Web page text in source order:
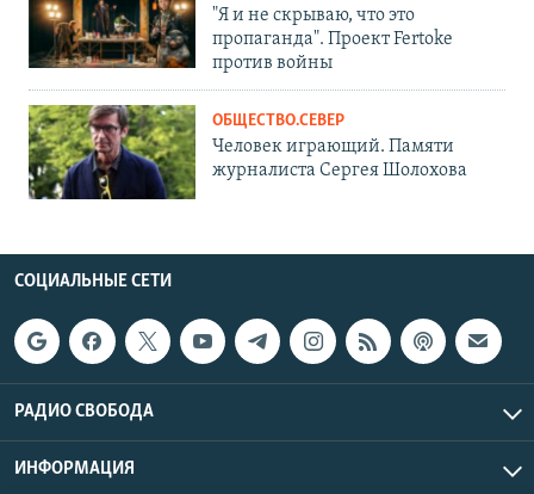
"Я и не скрываю, что это
пропаганда". Проект Fertoke
против войны
ОБЩЕСТВО.СЕВЕР
Человек играющий. Памяти
журналиста Сергея Шолохова
СОЦИАЛЬНЫЕ СЕТИ
РАДИО СВОБОДА
ИНФОРМАЦИЯ